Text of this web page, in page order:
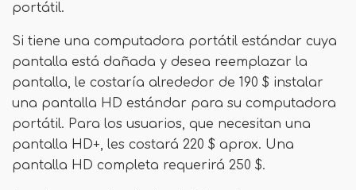
portátil.
Si tiene una computadora portátil estándar cuya
pantalla está dañada y desea reemplazar la
pantalla, le costaría alrededor de 190 $ instalar
una pantalla HD estándar para su computadora
portátil. Para los usuarios, que necesitan una
pantalla HD+, les costará 220 $ aprox. Una
pantalla HD completa requerirá 250 $.